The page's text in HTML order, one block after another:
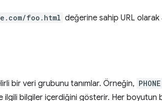
foo.html değerine sahip URL olarak
bir veri grubunu tanımlar. Örneğin, PHONE
bilgiler içerdiğini gösterir. Her boyutun